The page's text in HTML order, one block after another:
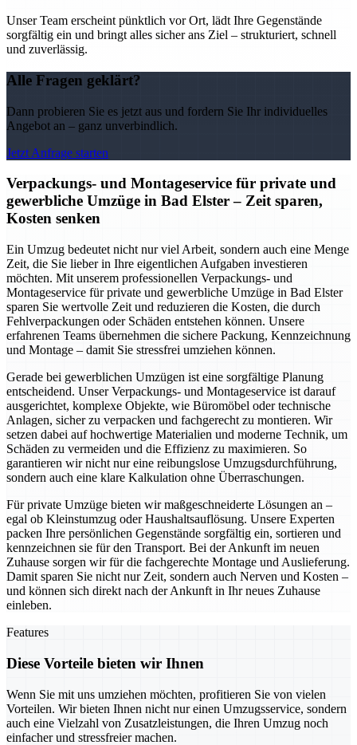
Unser Team erscheint pünktlich vor Ort, lädt Ihre Gegenstände
sorgfältig ein und bringt alles sicher ans Ziel – strukturiert, schnell
und zuverlässig.
Alle Fragen geklärt?
Dann probieren Sie es jetzt aus und fordern Sie Ihr individuelles
Angebot an – ganz unverbindlich.
Jetzt Anfrage starten
Verpackungs- und Montageservice für private und
gewerbliche Umzüge in Bad Elster – Zeit sparen,
Kosten senken
Ein Umzug bedeutet nicht nur viel Arbeit, sondern auch eine Menge
Zeit, die Sie lieber in Ihre eigentlichen Aufgaben investieren
möchten. Mit unserem professionellen Verpackungs- und
Montageservice für private und gewerbliche Umzüge in Bad Elster
sparen Sie wertvolle Zeit und reduzieren die Kosten, die durch
Fehlverpackungen oder Schäden entstehen können. Unsere
erfahrenen Teams übernehmen die sichere Packung, Kennzeichnung
und Montage – damit Sie stressfrei umziehen können.
Gerade bei gewerblichen Umzügen ist eine sorgfältige Planung
entscheidend. Unser Verpackungs- und Montageservice ist darauf
ausgerichtet, komplexe Objekte, wie Büromöbel oder technische
Anlagen, sicher zu verpacken und fachgerecht zu montieren. Wir
setzen dabei auf hochwertige Materialien und moderne Technik, um
Schäden zu vermeiden und die Effizienz zu maximieren. So
garantieren wir nicht nur eine reibungslose Umzugsdurchführung,
sondern auch eine klare Kalkulation ohne Überraschungen.
Für private Umzüge bieten wir maßgeschneiderte Lösungen an –
egal ob Kleinstumzug oder Haushaltsauflösung. Unsere Experten
packen Ihre persönlichen Gegenstände sorgfältig ein, sortieren und
kennzeichnen sie für den Transport. Bei der Ankunft im neuen
Zuhause sorgen wir für die fachgerechte Montage und Auslieferung.
Damit sparen Sie nicht nur Zeit, sondern auch Nerven und Kosten –
und können sich direkt nach der Ankunft in Ihr neues Zuhause
einleben.
Features
Diese Vorteile bieten wir Ihnen
Wenn Sie mit uns umziehen möchten, profitieren Sie von vielen
Vorteilen. Wir bieten Ihnen nicht nur einen Umzugsservice, sondern
auch eine Vielzahl von Zusatzleistungen, die Ihren Umzug noch
einfacher und stressfreier machen.